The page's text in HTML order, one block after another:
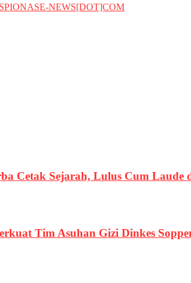
SPIONASE-NEWS[DOT]COM
Cetak Sejarah, Lulus Cum Laude
Tim Asuhan Gizi Dinkes